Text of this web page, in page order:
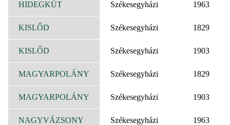
HIDEGKÚT Székesegyházi 1963
KISLŐD Székesegyházi 1829
KISLŐD Székesegyházi 1903
MAGYARPOLÁNY Székesegyházi 1829
MAGYARPOLÁNY Székesegyházi 1903
NAGYVÁZSONY Székesegyházi 1963